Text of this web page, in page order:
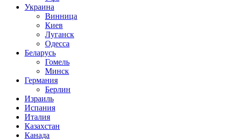
Украина
Винница
Киев
Луганск
Одесса
Беларусь
Гомель
Минск
Германия
Берлин
Израиль
Испания
Италия
Казахстан
Канада